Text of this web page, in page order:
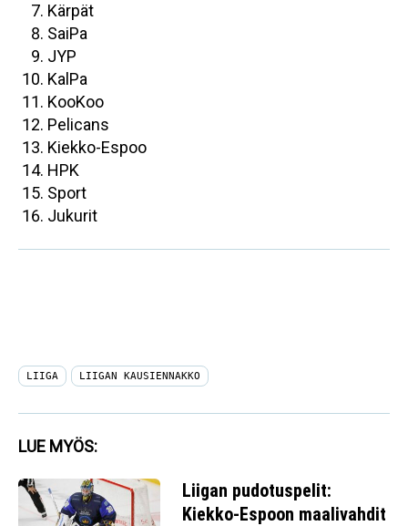
Kärpät
SaiPa
JYP
KalPa
KooKoo
Pelicans
Kiekko-Espoo
HPK
Sport
Jukurit
LIIGA LIIGAN KAUSIENNAKKO
LUE MYÖS:
Liigan pudotuspelit:
Kiekko-Espoon maalivahdit